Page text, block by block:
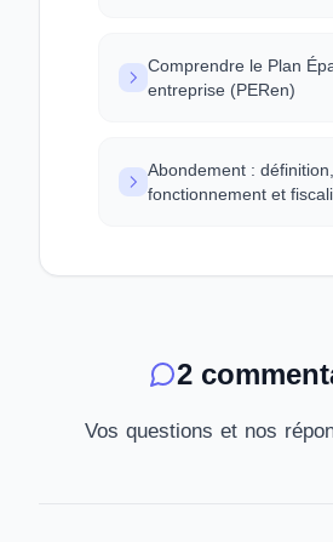
Comprendre le Plan
entreprise (PERen)
Abondement : définition,
fonctionnement et
2
Vos questions et nos